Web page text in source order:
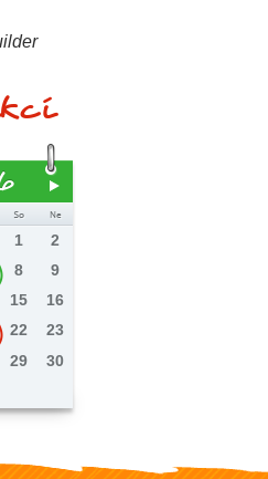
1
2
8
9
15
16
22
23
29
30